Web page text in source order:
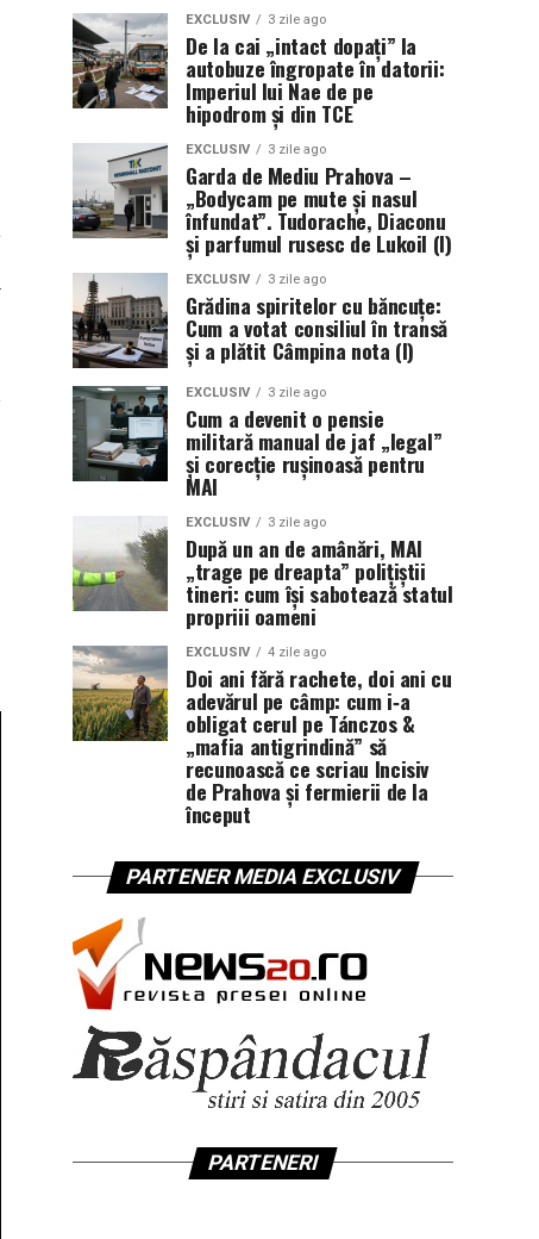
EXCLUSIV 3 zile ago
De la cai „intact dopați” la
autobuze îngropate în datorii:
Imperiul lui Nae de pe
hipodrom și din TCE
EXCLUSIV 3 zile ago
Garda de Mediu Prahova –
„Bodycam pe mute și nasul
înfundat”. Tudorache, Diaconu
și parfumul rusesc de Lukoil (I)
EXCLUSIV 3 zile ago
Grădina spiritelor cu băncuțe:
Cum a votat consiliul în transă
și a plătit Câmpina nota (I)
EXCLUSIV 3 zile ago
Cum a devenit o pensie
militară manual de jaf „legal”
și corecție rușinoasă pentru
MAI
EXCLUSIV 3 zile ago
După un an de amânări, MAI
„trage pe dreapta” polițiștii
tineri: cum își sabotează statul
propriii oameni
EXCLUSIV 4 zile ago
Doi ani fără rachete, doi ani cu
adevărul pe câmp: cum i‑a
obligat cerul pe Tánczos &
„mafia antigrindină” să
recunoască ce scriau Incisiv
de Prahova și fermierii de la
început
PARTENER MEDIA EXCLUSIV
PARTENERI